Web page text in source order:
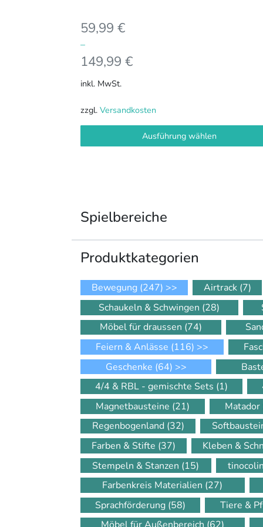
59,99 €
–
149,99 €
inkl. MwSt.
zzgl. Versandkosten
Ausführung wählen
Spielbereiche
Produkt­kategorien
Bewegung (247) >> Airtrack (7)
Schaukeln & Schwingen (28)
Möbel für draussen (74)
Feiern & Anlässe (116) >>
Geschenke (64) >>
4/4 & RBL - gemischte Sets (1)
Magnetbausteine (21) Matador
Regenbogenland (32)
Farben & Stifte (37) Kleben &
Stempeln & Stanzen (15)
Farbenkreis Materialien (27)
Sprachförderung (58) Tiere &